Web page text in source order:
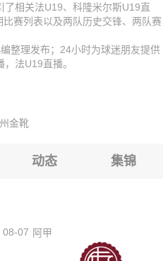
隆米尔斯U19VS奥林匹克罗文宁
隆米尔斯U19VS奥林匹克罗文宁
隆米尔斯U19VS奥林匹克罗文宁
隆米尔斯U19VS奥林匹克罗文宁
隆米尔斯U19VS奥林匹克罗文宁
隆米尔斯U19VS奥林匹克罗文宁
了相关法U19、科隆米尔斯U19直
赛列表以及两队历史交锋、两队赛
整理发布；24小时为球迷朋友提供
法U19直播。
金靴
动态 集锦
08-07 阿甲